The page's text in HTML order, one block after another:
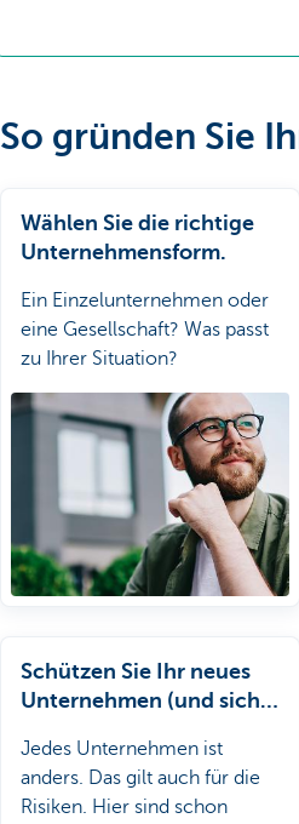
So gründen Sie
Wählen Sie die richtige
Unternehmensform.
Ein Einzelunternehmen oder
eine Gesellschaft? Was passt
zu Ihrer Situation?
Schützen Sie Ihr neues
Unternehmen (und sich
Jedes Unternehmen ist
anders. Das gilt auch für die
Risiken. Hier sind schon